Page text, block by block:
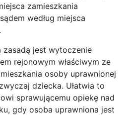
zamieszkania
według miejsca
zasadą jest wytoczenie
rejonowym właściwym ze
osoby uprawnionej
dziecka. Ułatwia to
sprawującemu opiekę nad
gdy osoba uprawniona jest